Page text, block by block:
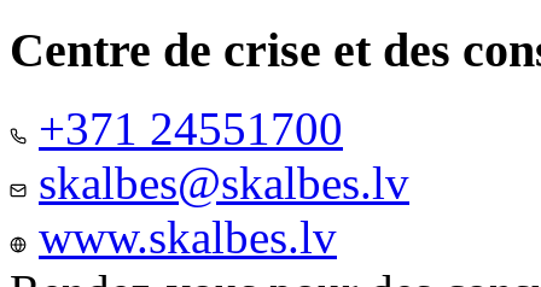
Centre de crise et des
+371 24551700
skalbes@skalbes.lv
www.skalbes.lv